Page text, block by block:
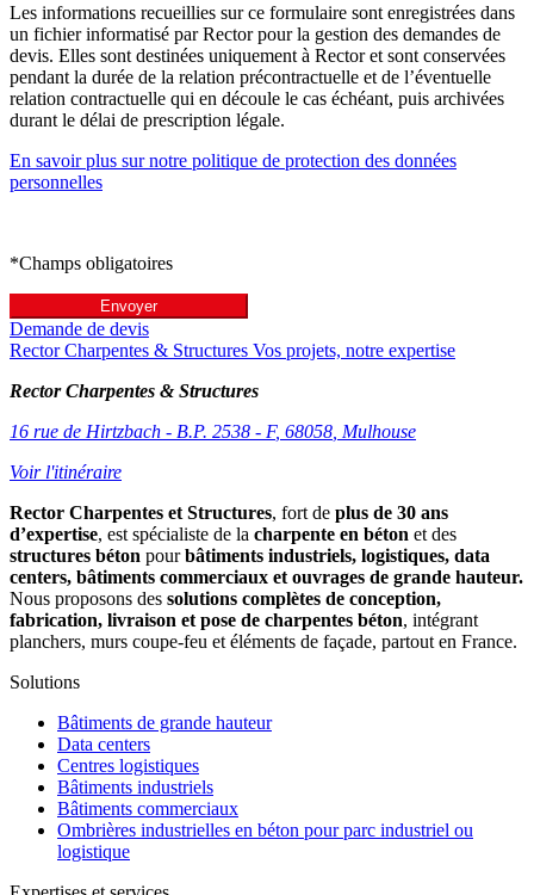
Les informations recueillies sur ce formulaire sont enregistrées dans
un fichier informatisé par Rector pour la gestion des demandes de
devis. Elles sont destinées uniquement à Rector et sont conservées
pendant la durée de la relation précontractuelle et de l’éventuelle
relation contractuelle qui en découle le cas échéant, puis archivées
durant le délai de prescription légale.
En savoir plus sur notre politique de protection des données
personnelles
*Champs obligatoires
Envoyer
Demande de devis
Rector Charpentes & Structures Vos projets, notre expertise
Rector Charpentes & Structures
16 rue de Hirtzbach - B.P. 2538 - F, 68058 Mulhouse
Voir l'itinéraire
Rector Charpentes et Structures, fort de plus de 30 ans
d’expertise, est spécialiste de la charpente en béton et des
structures béton pourbâtiments industriels, logistiques, data
centers, bâtiments commerciaux et ouvrages de grande hauteur.
Nous proposons des solutions complètes de conception,
fabrication, livraison et pose de charpentes béton, intégrant
planchers, murs coupe-feu et éléments de façade, partout en France.
Solutions
Bâtiments de grande hauteur
Data centers
Centres logistiques
Bâtiments industriels
Bâtiments commerciaux
Ombrières industrielles en béton pour parc industriel ou
logistique